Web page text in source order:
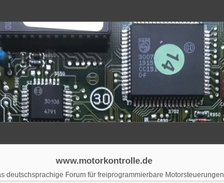
www.motorkontrolle.de
deutschsprachige Forum für freiprogrammierbare Motorsteuerungen